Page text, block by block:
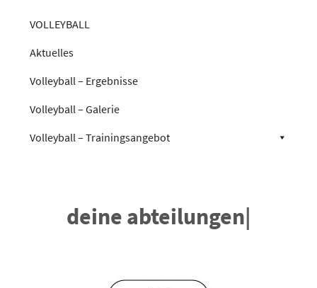
VOLLEYBALL
Aktuelles
Volleyball – Ergebnisse
Volleyball – Galerie
Volleyball – Trainingsangebot
deine abteilungen|